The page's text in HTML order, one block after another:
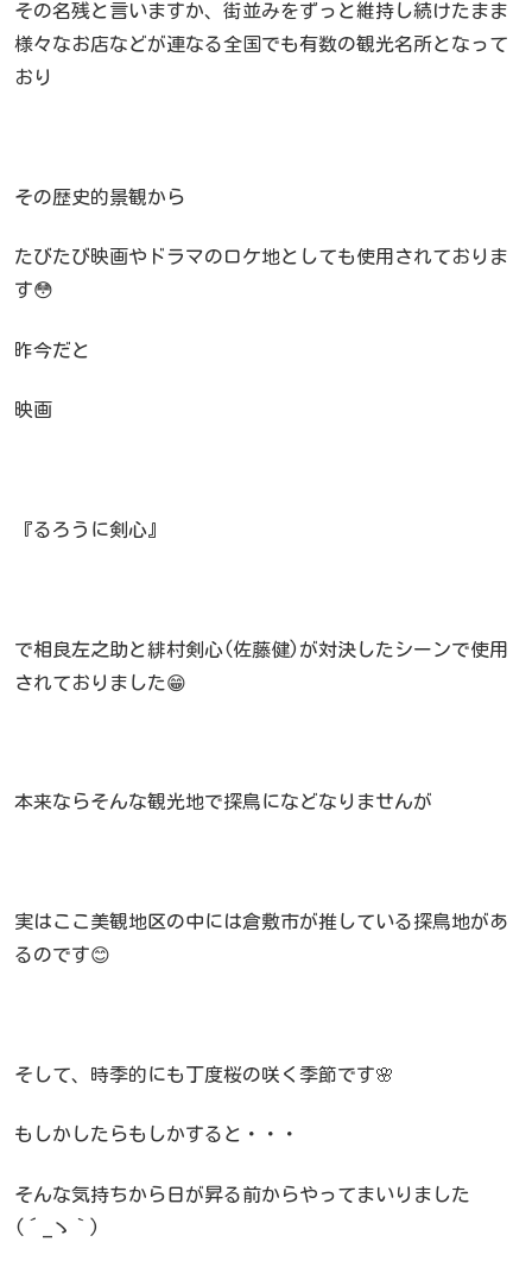
その名残と言いますか、街並みをずっと維持し続けたまま
様々なお店などが連なる全国でも有数の観光名所となって
おり
その歴史的景観から
たびたび映画やドラマのロケ地としても使用されておりま
す😳
昨今だと
映画
『るろうに剣心』
で相良左之助と緋村剣心(佐藤健)が対決したシーンで使用
されておりました😁
本来ならそんな観光地で探鳥になどなりませんが
実はここ美観地区の中には倉敷市が推している探鳥地があ
るのです😊
そして、時季的にも丁度桜の咲く季節です🌸
もしかしたらもしかすると・・・
そんな気持ちから日が昇る前からやってまいりました
(´_ゝ｀)